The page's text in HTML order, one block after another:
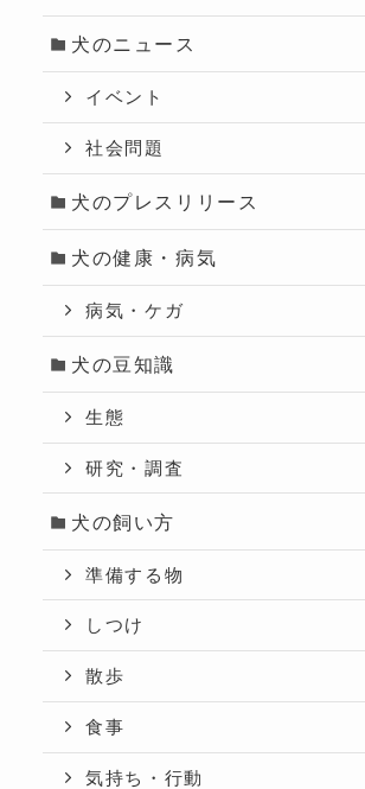
犬のニュース
イベント
社会問題
犬のプレスリリース
犬の健康・病気
病気・ケガ
犬の豆知識
生態
研究・調査
犬の飼い方
準備する物
しつけ
散歩
食事
気持ち・行動